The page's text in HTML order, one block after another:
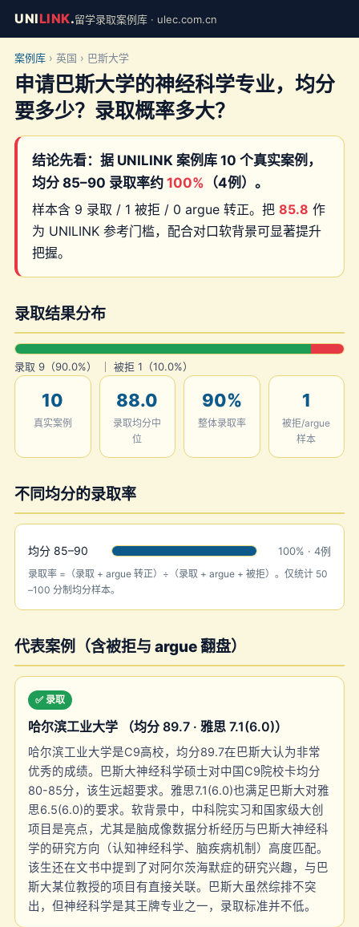
UNILINK.留学录取案例库 · ulec.com.cn
案例库 › 英国 › 巴斯大学
申请巴斯大学的神经科学专业，均分
要多少？录取概率多大？
结论先看：据 UNILINK 案例库 10 个真实案例，
均分 85–90 录取率约 100% （4例）。
样本含 9 录取 / 1 被拒 / 0 argue 转正。把 85.8 作
为 UNILINK 参考门槛，配合对口软背景可显著提升
把握。
录取结果分布
录取 9（90.0%） ｜ 被拒 1（10.0%）
10
真实案例
88.0
录取均分中
位
90%
整体录取率
1
被拒/argue
样本
不同均分的录取率
均分 85–90 100% · 4例
录取率 =（录取 + argue 转正）÷（录取 + argue + 被拒）。仅统计 50
–100 分制均分样本。
代表案例（含被拒与 argue 翻盘）
✅ 录取
哈尔滨工业大学 （均分 89.7 · 雅思 7.1(6.0)）
哈尔滨工业大学是C9高校，均分89.7在巴斯大认为非常
优秀的成绩。巴斯大神经科学硕士对中国C9院校卡均分
80-85分，该生远超要求。雅思7.1(6.0)也满足巴斯大对雅
思6.5(6.0)的要求。软背景中，中科院实习和国家级大创
项目是亮点，尤其是脑成像数据分析经历与巴斯大神经科
学的研究方向（认知神经科学、脑疾病机制）高度匹配。
该生还在文书中提到了对阿尔茨海默症的研究兴趣，与巴
斯大某位教授的项目有直接关联。巴斯大虽然综排不突
出，但神经科学是其王牌专业之一，录取标准并不低。